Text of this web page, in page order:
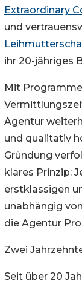
Extraordinary
und
ihr 20-jähriges
Mit
Agentur
und qualitativ
Gründung
klares Prinzip:
erstklassigen
unabhängig
die Agentur
Zwei
Seit über 20